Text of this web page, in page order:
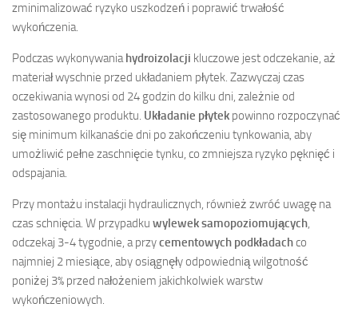
zminimalizować ryzyko uszkodzeń i poprawić trwałość
wykończenia.
Podczas wykonywaniahydroizolacji kluczowe jest odczekanie, aż
materiał wyschnie przed układaniem płytek. Zazwyczaj czas
oczekiwania wynosi od 24 godzin do kilku dni, zależnie od
zastosowanego produktu. Układanie płytek powinno rozpoczynać
się minimum kilkanaście dni po zakończeniu tynkowania, aby
umożliwić pełne zaschnięcie tynku, co zmniejsza ryzyko pęknięć i
odspajania.
Przy montażu instalacji hydraulicznych, również zwróć uwagę na
czas schnięcia. W przypadku wylewek samopoziomujących,
odczekaj 3-4 tygodnie, a przycementowych podkładachco
najmniej 2 miesiące, aby osiągnęły odpowiednią wilgotność
poniżej 3% przed nałożeniem jakichkolwiek warstw
wykończeniowych.